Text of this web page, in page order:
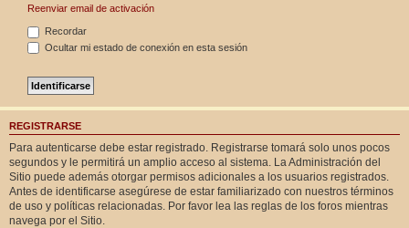
Reenviar email de activación
Recordar
Ocultar mi estado de conexión en esta sesión
REGISTRARSE
Para autenticarse debe estar registrado. Registrarse tomará solo unos pocos
segundos y le permitirá un amplio acceso al sistema. La Administración del
Sitio puede además otorgar permisos adicionales a los usuarios registrados.
Antes de identificarse asegúrese de estar familiarizado con nuestros términos
de uso y políticas relacionadas. Por favor lea las reglas de los foros mientras
navega por el Sitio.